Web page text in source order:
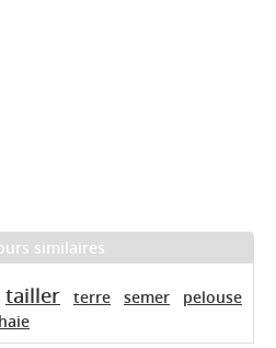
similaires
tailler terre semer
pelouse
haie